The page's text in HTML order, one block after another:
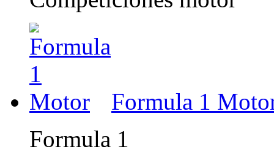
Formula 1
Formula 1